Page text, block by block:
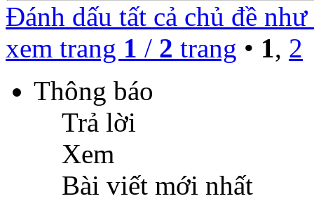
Đánh dấu tất cả chủ đề
xem trang 1 / 2 trang • 1, 2
Thông báo
Trả lời
Xem
Bài viết mới nhất